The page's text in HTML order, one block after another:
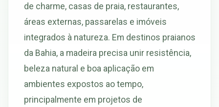
de charme, casas de praia, restaurantes,
áreas externas, passarelas e imóveis
integrados à natureza. Em destinos praianos
da Bahia, a madeira precisa unir resistência,
beleza natural e boa aplicação em
ambientes expostos ao tempo,
principalmente em projetos de